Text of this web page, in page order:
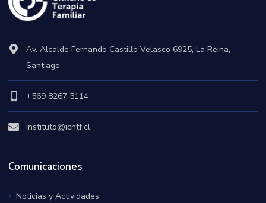
Av. Alcalde Fernando Castillo Velasco 6925, La Reina,
Santiago
+569 8267 5114
instituto@ichtf.cl
Comunicaciones
Noticias y Actividades